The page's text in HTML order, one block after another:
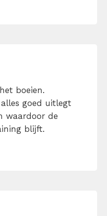
boeien.
goed uitlegt
waardoor de
blijft.